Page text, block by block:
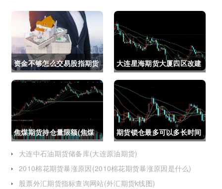
资金不够怎么交易股指期货
(资金不够怎么交易股指期
货呢)
大连星海期货大厦四区改建
(大连星海广场期货大厦)
焦煤期货持仓量限额(焦煤
期货持仓量限额是多少)
期货锁仓最多可以多长时间
(期货锁仓最多可以多长时
间卖出)
大连中石油期货储备库(大连原油期货)
2010棉花期货暴涨原因(2010棉花期货暴涨原因是什么)
股票外汇期货指标查询网站(外汇期货k线图)